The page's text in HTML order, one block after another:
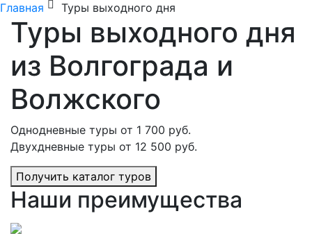
Главная
Туры выходного дня
Туры выходного дня
из Волгограда и
Волжского
Однодневные туры от 1 700 руб.
Двухдневные туры от 12 500 руб.
Получить каталог туров
Наши преимущества